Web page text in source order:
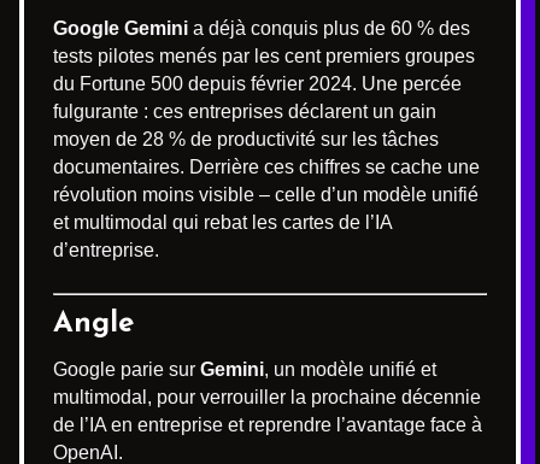
Google Gemini a déjà conquis plus de 60 % des
tests pilotes menés par les cent premiers groupes
du Fortune 500 depuis février 2024. Une percée
fulgurante : ces entreprises déclarent un gain
moyen de 28 % de productivité sur les tâches
documentaires. Derrière ces chiffres se cache une
révolution moins visible – celle d’un modèle unifié
et multimodal qui rebat les cartes de l’IA
d’entreprise.
Angle
Google parie sur Gemini, un modèle unifié et
multimodal, pour verrouiller la prochaine décennie
de l’IA en entreprise et reprendre l’avantage face à
OpenAI.